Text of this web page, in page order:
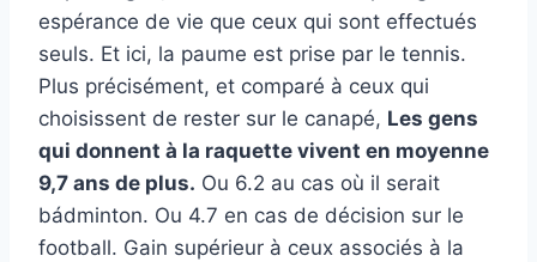
espérance de vie que ceux qui sont effectués
seuls. Et ici, la paume est prise par le tennis.
Plus précisément, et comparé à ceux qui
choisissent de rester sur le canapé, Les gens
qui donnent à la raquette vivent en moyenne
9,7 ans de plus. Ou 6.2 au cas où il serait
bádminton. Ou 4.7 en cas de décision sur le
football. Gain supérieur à ceux associés à la